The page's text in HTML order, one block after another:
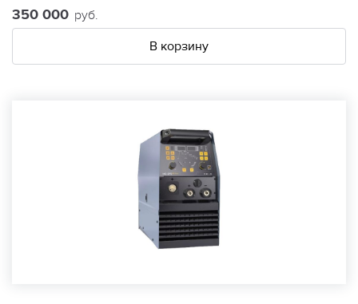
350 000 руб.
В корзину